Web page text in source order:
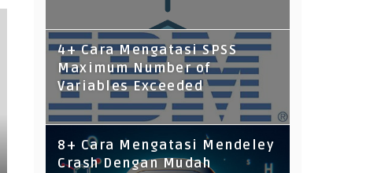
4+ Cara Mengatasi SPSS
Maximum Number of
Variables Exceeded
8+ Cara Mengatasi Mendeley
Crash Dengan Mudah